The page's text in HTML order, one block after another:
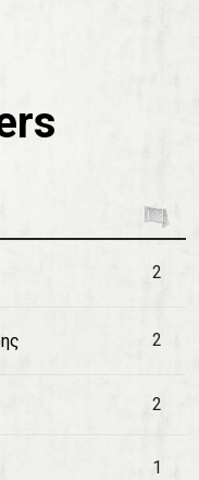
2
2
2
1